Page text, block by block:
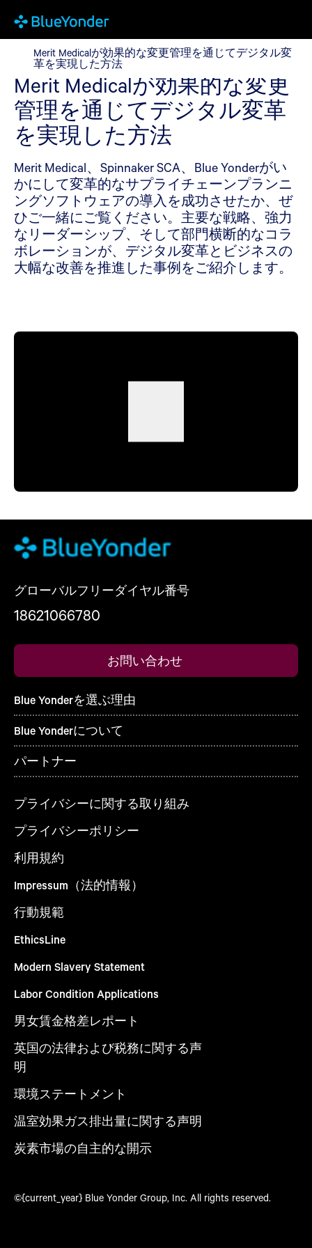
Merit Medicalが効果的な変更管理を通じてデジタル変革
Merit Medicalが効果的な変更管理を通じてデジタル変
革を実現した方法
Merit Medicalが効果的な変更
管理を通じてデジタル変革
を実現した方法
Merit Medical、Spinnaker SCA、Blue Yonderがい
かにして変革的なサプライチェーンプランニ
ングソフトウェアの導入を成功させたか、ぜ
ひご一緒にご覧ください。主要な戦略、強力
なリーダーシップ、そして部門横断的なコラ
ボレーションが、デジタル変革とビジネスの
大幅な改善を推進した事例をご紹介します。
グローバルフリーダイヤル番号
18621066780
お問い合わせ
Blue Yonderを選ぶ理由
Blue Yonderについて
パートナー
プライバシーに関する取り組み
プライバシーポリシー
利用規約
Impressum（法的情報）
行動規範
EthicsLine
Modern Slavery Statement
Labor Condition Applications
男女賃金格差レポート
英国の法律および税務に関する声
明
環境ステートメント
温室効果ガス排出量に関する声明
炭素市場の自主的な開示
©{current_year} Blue Yonder Group, Inc. All rights reserved.